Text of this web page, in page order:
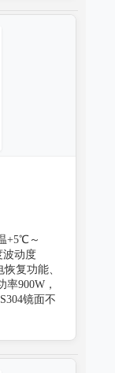
+5℃～
动度
复功能、
900W，
镜面不